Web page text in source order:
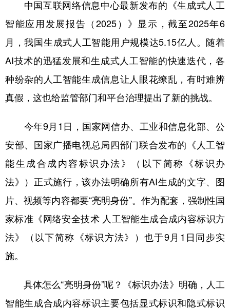
新疆 内蒙古 黑龙江
多语种频道
English Español Français عربى
Русский язык 日本語 한국어
Deutsch Português
中国互联网络信息中心最新发布的《生成式人工
智能应用发展报告（2025）》显示，截至2025年6
月，我国生成式人工智能用户规模达5.15亿人。随着
AI技术的迅猛发展和生成式人工智能的快速迭代，各
种纷杂的人工智能生成信息让人眼花缭乱，有时难辨
真假，这也给监管部门和平台治理提出了新的挑战。
今年9月1日，国家网信办、工业和信息化部、公
安部、国家广播电视总局四部门联合发布的《人工智
能生成合成内容标识办法》（以下简称《标识办
法》）正式施行，该办法明确所有AI生成的文字、图
片、视频等内容都要“亮明身份”。作为配套，强制性国
家标准《网络安全技术 人工智能生成合成内容标识方
法》（以下简称《标识方法》）也于9月1日同步实
施。
具体怎么“亮明身份”呢？《标识办法》明确，人工
智能生成合成内容标识主要包括显式标识和隐式标识